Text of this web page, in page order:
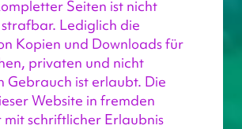
Seiten ist nicht
Lediglich die
Kopien und Downloads für
privaten und nicht
Gebrauch ist erlaubt. Die
Website in fremden
mit schriftlicher Erlaubnis